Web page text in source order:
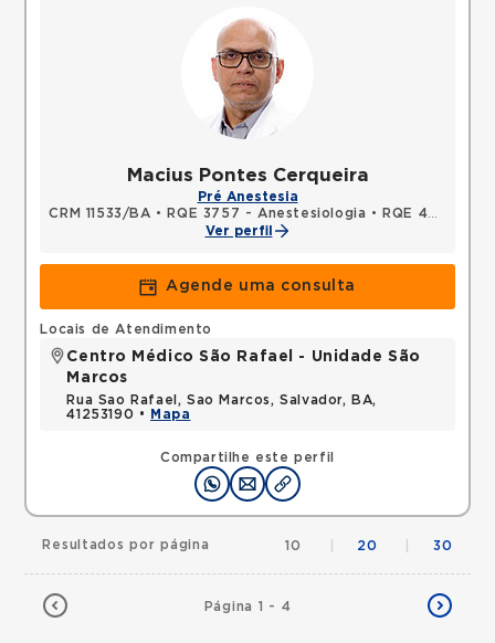
Macius Pontes Cerqueira
Pré Anestesia
CRM 11533/BA • RQE 3757 - Anestesiologia •
RQE 4272 - Acupuntura
Ver perfil
Agende uma consulta
Compartilhe este perfil
Locais de Atendimento
Centro Médico São Rafael - Unidade São
Marcos
Rua Sao Rafael, Sao Marcos, Salvador, BA,
41253190 •
Mapa
Página 1 - 4
Resultados por página 10 20 30